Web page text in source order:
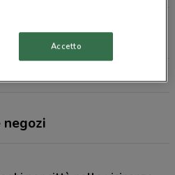
negozi
Accetto